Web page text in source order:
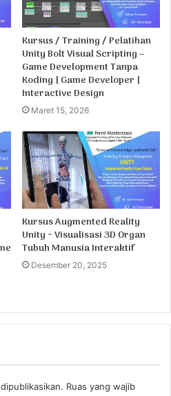
Kursus / Training / Pelatihan
Unity Bolt Visual Scripting –
Game Development Tanpa
Koding | Game Developer |
Interactive Design
Maret 15, 2026
Kursus Augmented Reality
Unity ~ Visualisasi 3D Organ
Tubuh Manusia Interaktif
Desember 20, 2025
Ruas yang wajib